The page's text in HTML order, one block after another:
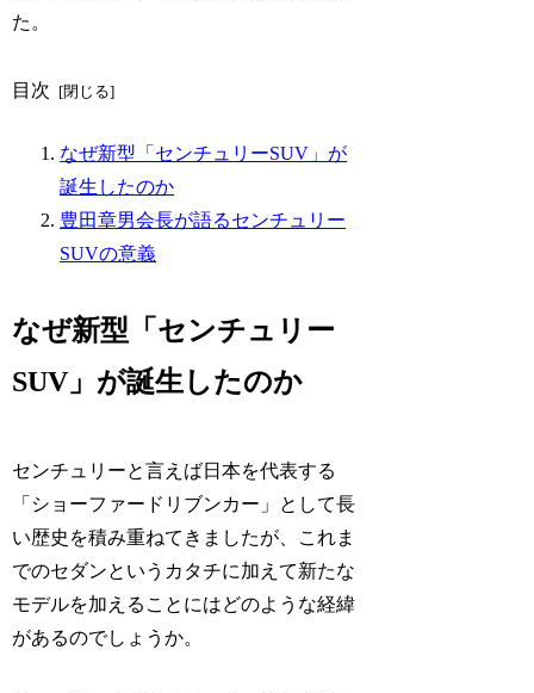
た。
目次
なぜ新型「センチュリーSUV」が
誕生したのか
豊田章男会長が語るセンチュリー
SUVの意義
なぜ新型「センチュリー
SUV」が誕生したのか
センチュリーと言えば日本を代表する
「ショーファードリブンカー」として長
い歴史を積み重ねてきましたが、これま
でのセダンというカタチに加えて新たな
モデルを加えることにはどのような経緯
があるのでしょうか。